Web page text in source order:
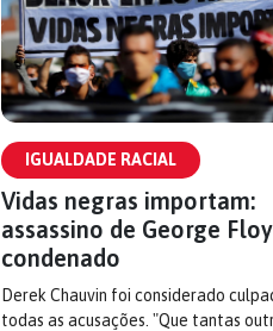
IGUALDADE RACIAL
Vidas negras importam:
assassino de George
condenado
Derek Chauvin foi considerado
todas as acusações. "Que tantas